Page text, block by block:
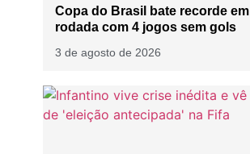
Copa do Brasil bate recorde em
rodada com 4 jogos sem gols
3 de agosto de 2026